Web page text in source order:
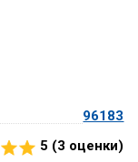
96183
5 (3 оценки)